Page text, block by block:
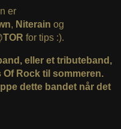
er
, Niterain og
for tips :).
eller et tributeband,
Rock til sommeren.
dette bandet når det